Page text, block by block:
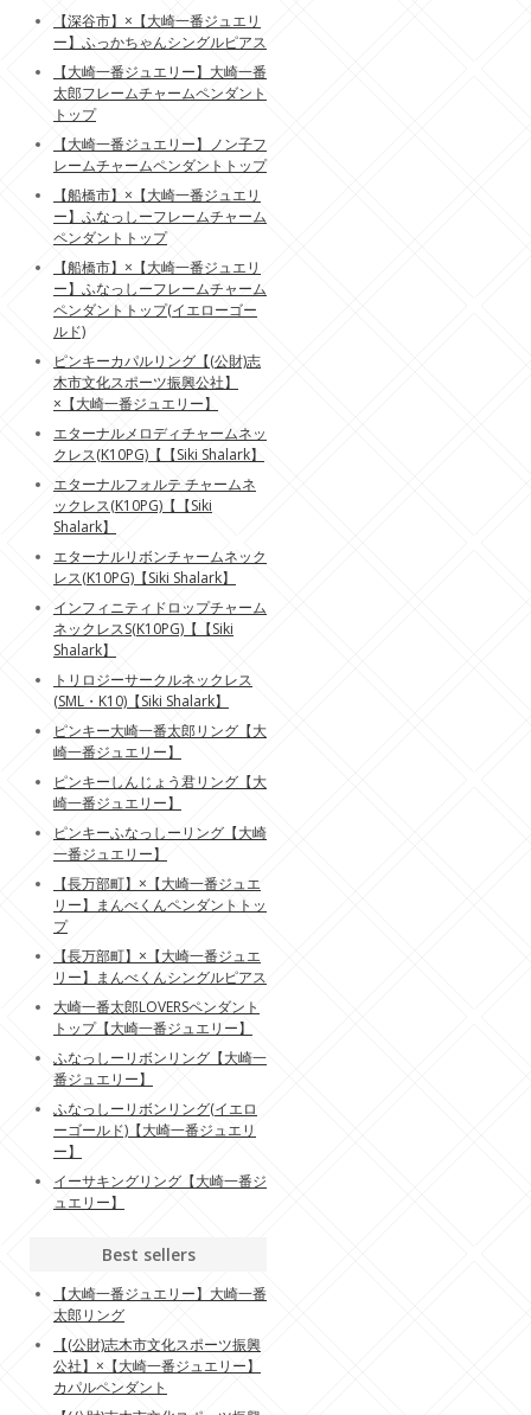
【深谷市】×【大崎一番ジュエリ
ー】ふっかちゃんシングルピアス
【大崎一番ジュエリー】大崎一番
太郎フレームチャームペンダント
トップ
【大崎一番ジュエリー】ノン子フ
レームチャームペンダントトップ
【船橋市】×【大崎一番ジュエリ
ー】ふなっしーフレームチャーム
ペンダントトップ
【船橋市】×【大崎一番ジュエリ
ー】ふなっしーフレームチャーム
ペンダントトップ(イエローゴー
ルド)
ピンキーカパルリング【(公財)志
木市文化スポーツ振興公社】
×【大崎一番ジュエリー】
エターナルメロディチャームネッ
クレス(K10PG)【【Siki Shalark】
エターナルフォルテ チャームネ
ックレス(K10PG)【【Siki
Shalark】
エターナルリボンチャームネック
レス(K10PG)【Siki Shalark】
インフィニティドロップチャーム
ネックレスS(K10PG)【【Siki
Shalark】
トリロジーサークルネックレス
(SML・K10)【Siki Shalark】
ピンキー大崎一番太郎リング【大
崎一番ジュエリー】
ピンキーしんじょう君リング【大
崎一番ジュエリー】
ピンキーふなっしーリング【大崎
一番ジュエリー】
【長万部町】×【大崎一番ジュエ
リー】まんべくんペンダントトッ
プ
【長万部町】×【大崎一番ジュエ
リー】まんべくんシングルピアス
大崎一番太郎LOVERSペンダント
トップ【大崎一番ジュエリー】
ふなっしーリボンリング【大崎一
番ジュエリー】
ふなっしーリボンリング(イエロ
ーゴールド)【大崎一番ジュエリ
ー】
イーサキングリング【大崎一番ジ
ュエリー】
Best sellers
【大崎一番ジュエリー】大崎一番
太郎リング
【(公財)志木市文化スポーツ振興
公社】×【大崎一番ジュエリー】
カパルペンダント